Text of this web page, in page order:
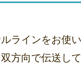
ラインをお使
方向で伝送して